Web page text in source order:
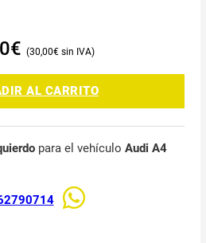
€ 30,00€
AL CARRITO
para el vehículo Audi A4